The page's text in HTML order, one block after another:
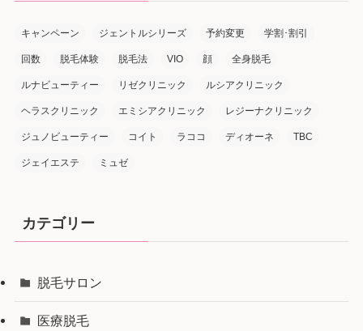
キャンペーン ジェントルシリーズ 予約変更 学割･割引
回数 脱毛体験 脱毛法 VIO 顔 全身脱毛
ルナビューティー リゼクリニック ルシアクリニック
ヘラスクリニック エミシアクリニック レジーナクリニック
ジュノビューティー コイト ラココ ディオーネ TBC
ジェイエステ ミュゼ
カテゴリー
脱毛サロン
医療脱毛